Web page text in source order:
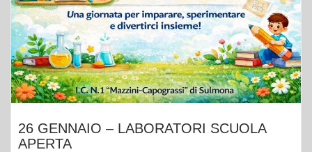
26 GENNAIO – LABORATORI SCUOLA
APERTA